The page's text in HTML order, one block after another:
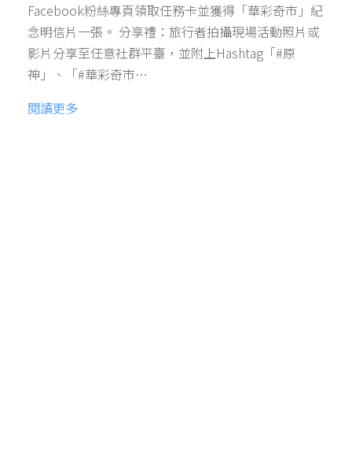
Facebook粉絲專頁領取任務卡並獲得「華彩奇市」紀
念明信片一張。 分享禮：旅行者拍攝現場活動照片或
影片分享至任意社群平臺，並附上Hashtag「#原
神」、「#華彩奇市…
閱讀更多